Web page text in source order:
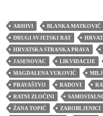
ARHIVI BLANKA MATKOVIĆ
DRUGI SVJETSKI RAT
HRVATSKA STRANKA PRAVA
JASENOVAC
LIKVIDACIJE
MAGDALENA VUKOVIĆ
PRAVAŠTVO
RADOVI
RATNI ZLOČINI
ŽANA TOPIĆ
ZAROBLJENICI